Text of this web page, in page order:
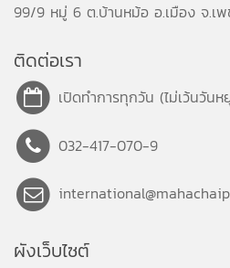
99/9 หมู่ 6 ต.บ้านหม้อ อ.เมือง จ.เ
ติดต่อเรา
เปิดทำการทุกวัน (ไม่เว้นวันห
032-417-070-9
ผังเว็บไซต์